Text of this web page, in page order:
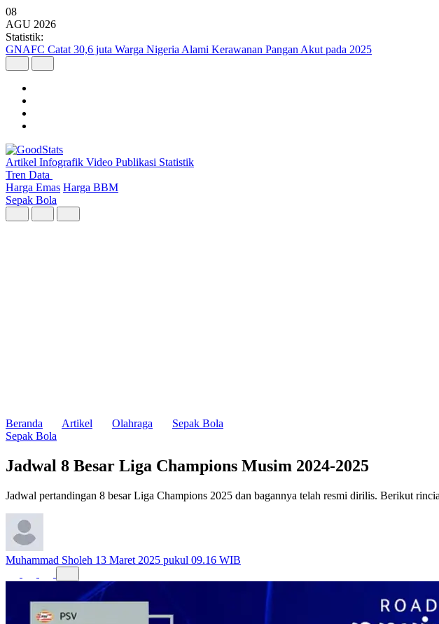
08
AGU 2026
Statistik:
GNAFC Catat 30,6 juta Warga Nigeria Alami Kerawanan Pangan Akut pada 2025
Artikel Infografik Video Publikasi Statistik
Tren Data
Harga Emas Harga BBM
Sepak Bola
Beranda Artikel Olahraga
Sepak Bola
Sepak Bola
Jadwal 8 Besar Liga Champions Musim 2024-2025
Jadwal pertandingan 8 besar Liga Champions 2025 dan bagannya telah resmi dirilis. Berikut
Muhammad Sholeh 13 Maret 2025 pukul 09.16 WIB